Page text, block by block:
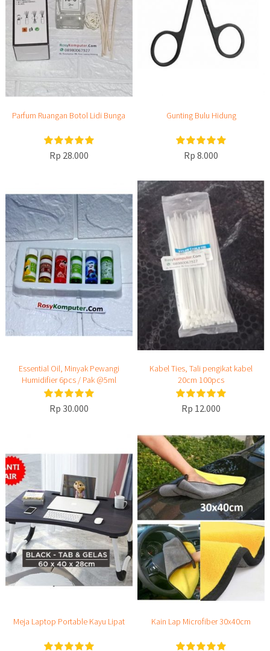
Parfum Ruangan Botol Lidi Bunga
Rp 28.000
Gunting Bulu Hidung
Rp 8.000
Essential Oil, Minyak Pewangi
Humidifier 6pcs / Pak @5ml
Rp 30.000
Kabel Ties, Tali pengikat kabel
20cm 100pcs
Rp 12.000
Meja Laptop Portable Kayu Lipat Kain Lap Microfiber 30x40cm